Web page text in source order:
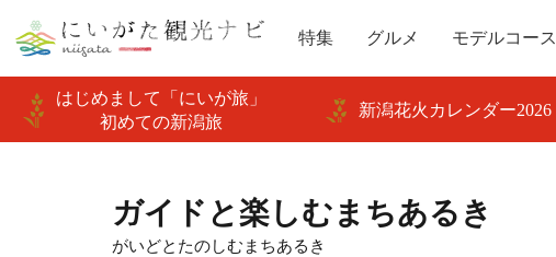
特集 グルメ モデルコース
はじめまして「にいが旅」
初めての新潟旅
新潟花火カレンダー2026
ガイドと楽しむまちあるき
がいどとたのしむまちあるき